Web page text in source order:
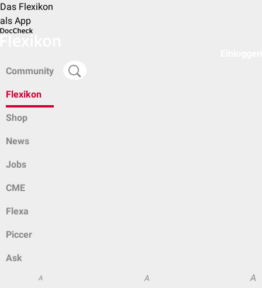
Das Flexikon
als App
Community
Flexikon
Shop
News
Jobs
CME
Flexa
Piccer
Ask
A A A